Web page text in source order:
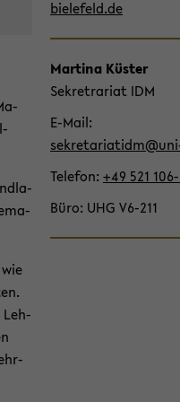
wech­
bielefeld.de
Mar­ti­na Küs­ter
Se­kre­tra­ri­at IDM
E-​Mail
Te­le­fon +49 521
Büro UHG V6-​211
Leh­